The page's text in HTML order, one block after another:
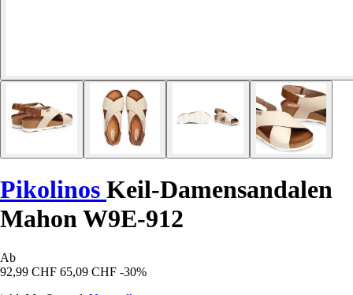
Pikolinos Keil-Damensandalen
Mahon W9E-912
Ab
92,99 CHF 65,09 CHF -30%